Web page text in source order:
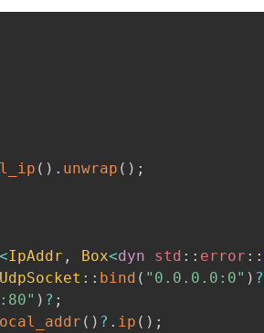
( ) . unwrap ( ) ;
<IpAddr , Box<dyn std :: error ::
UdpSocket :: bind ( "0.0.0.0:0" ) ?
) ? ;
( ) ? . ip ( ) ;